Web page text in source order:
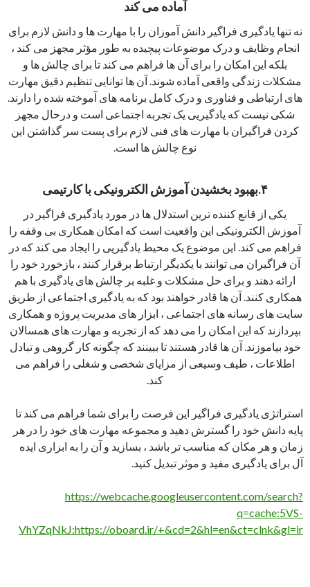
آماده می کند
نه تنها یادگیری فراگیر دانش آموزان را با مهارت ها و دانش لازم برای
انجام وظایف و درک موضوعات پیچیده به طور مؤثر مجهز می کند ،
بلکه این امکان را برای آن ها فراهم می کند تا برای چالش ها و
مشکلات زندگی واقعی آماده شوند. آن ها توانایی تنظیم دقیق مهارت
های ارتباطی و فناوری و درک کامل برنامه های آموخته شده را دارند.
شکی نیست که یادگیریی یک تجربه اجتماعی است و درحال مجهز
کردن فراگیران با مهارت های فنی لازم برای پست سر گذاشتن این
نوع چالش ها است.
۴.بهبود بخشیدن آموزش الکترونیکی با کارتیمی
یکی از قانع کننده ترین استدلال ها در مورد یادگیری فراگیر در
آموزش الکترونیکی این واقعیت است که امکان همکاری بی وقفه را
فراهم می کند. این موضوع یک محیط یادگیریی را ایجاد می کند که در
آن فراگیران می توانند با یکدیگر ارتباط برقرار کنند ، بازخورد خود را
ارائه دهند و برای حل مشکلات و غلبه بر چالش های یادگیری با هم
همکاری کنند. آن ها قادر خواهند بود که به یادگیری اجتماعی از طریق
سایت های رسانه های اجتماعی ، ابزار های مدیریت پروژه و همکاری
بپردازند که این امکان را می دهد که از تجربه و مهارت های همسالان
خود بیاموزند. آن ها قادر هستند تا ببینند که چگونه کار گروهی و تبادل
اطلاعات ، طیف وسیعی از مزایای شخصی و شغلی را فراهم می
کند.
استراتژی یادگیری فراگیر این فرصت را برای شما فراهم می کند تا
پایه دانش خود را گسترش دهید و مجموعه مهارت های خود را در هر
زمان و هر مکان که مناسب تر باشد ، بسازید و آن را به ابزاری ایده
آل برای یادگیری مفید و موثر تبدیل کنید.
https://webcache.googleusercontent.com/search?
q=cache:5VS-
VhYZqNkJ:https://oboard.ir/+&cd=2&hl=en&ct=clnk&gl=ir